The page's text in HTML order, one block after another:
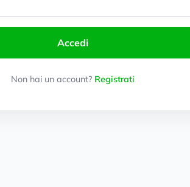
Accedi
Non hai un account? Registrati